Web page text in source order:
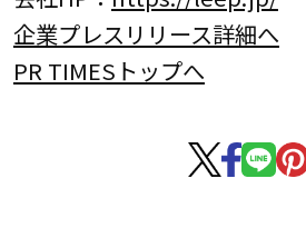
企業プレスリリース詳細へ
PR TIMESトップへ